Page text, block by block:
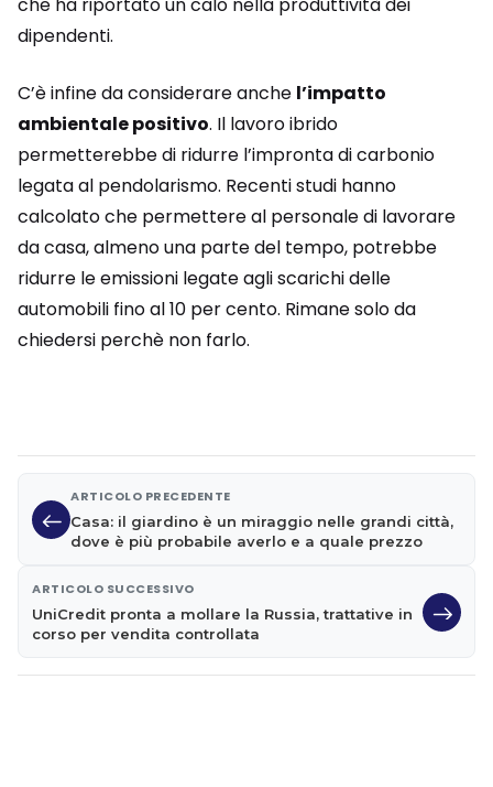
dipendenti.
C’è infine da considerare anche l’impatto
ambientale positivo. Il lavoro ibrido
permetterebbe di ridurre l’impronta di carbonio
legata al pendolarismo. Recenti studi hanno
calcolato che permettere al personale di lavorare
da casa, almeno una parte del tempo, potrebbe
ridurre le emissioni legate agli scarichi delle
automobili fino al 10 per cento. Rimane solo da
chiedersi perchè non farlo.
ARTICOLO PRECEDENTE
Casa: il giardino è un miraggio nelle grandi città,
dove è più probabile averlo e a quale prezzo
ARTICOLO SUCCESSIVO
UniCredit pronta a mollare la Russia, trattative in
corso per vendita controllata